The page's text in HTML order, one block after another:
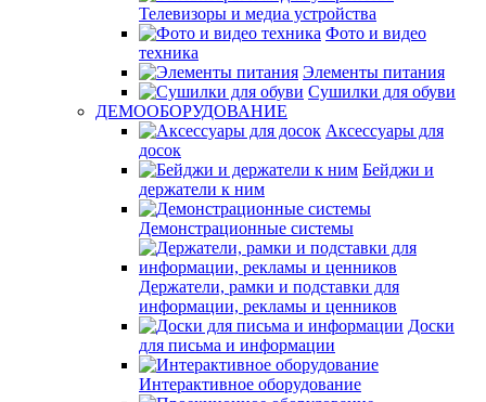
Телевизоры и медиа устройства
Фото и видео
техника
Элементы питания
Сушилки для обуви
ДЕМООБОРУДОВАНИЕ
Аксессуары для
досок
Бейджи и
держатели к ним
Демонстрационные системы
Держатели, рамки и подставки для
информации, рекламы и ценников
Доски
для письма и информации
Интерактивное оборудование